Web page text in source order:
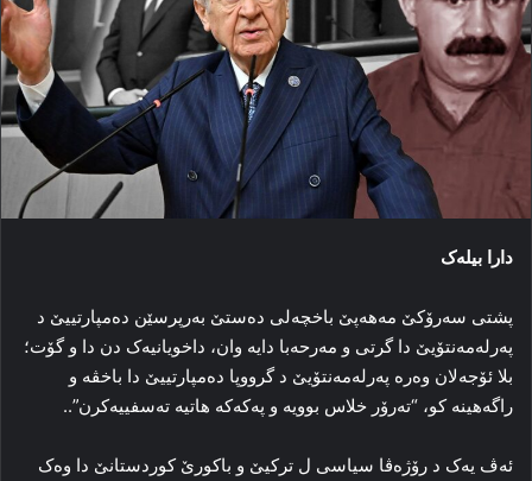
دارا بیلەک
پشتی سەرۆکێ مەھەپێ باخچەلی دەستێ بەرپرسێن دەمپارتییێ د
پەرلەمەنتۆیێ دا گرتی و مەرحەبا دایە وان، داخویانیەک دن دا و گۆت؛
بلا ئۆجەلان وەرە پەرلەمەنتۆیێ د گرووپا دەمپارتییێ دا باخڤە و
راگەھینە کو، “تەرۆر خلاس بوویە و پەکەکە ھاتیە تەسفییەکرن”..
ئەڤ یەک د رۆژەڤا سیاسی ل ترکیێ و باکورێ کوردستانێ دا وەک